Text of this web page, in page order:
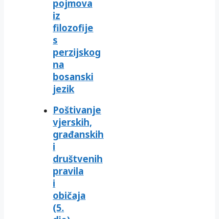
pojmova
iz
filozofije
s
perzijskog
na
bosanski
jezik
Poštivanje
vjerskih,
građanskih
i
društvenih
pravila
i
običaja
(5.